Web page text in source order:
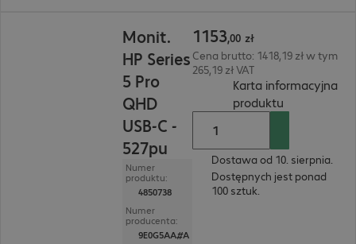
Monit.
HP Series
5 Pro
QHD
USB-C -
527pu
Numer
produktu:
4850738
Numer
producenta:
9E0G5AA#A
1153,00 zł
Cena brutto: 1418,19 zł w tym
265,19 zł VAT
Karta informacyjna
produktu
Dostawa od 10. sierpnia.
Dostępnych jest ponad
100 sztuk.